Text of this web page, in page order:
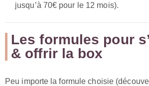
jusqu’à 70€ pour le 12 mois).
Les formules pour
& offrir la box
Peu importe la formule choisie